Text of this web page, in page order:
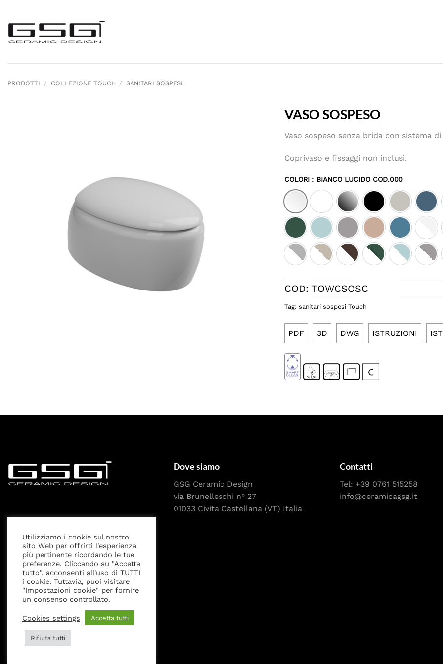
contenuti
PRODOTTI / COLLEZIONE TOUCH / SANITARI SOSPESI
VASO SOSPESO
Vaso sospeso senza brida con sistema
Coprivaso e fissaggi non inclusi.
COLORI : BIANCO LUCIDO COD.000
Bianco lucido cod.000
Bianco matt cod.001
Nero lucido cod.002
Nero matt cod.003
Pergamon
Smeraldo satinato cod.036
Ice satinato cod.037
Fumo satinato cod.038
Rosa lucido cod.039
Denim
Bicolore perla satinato
Bicolore sabbia satinato
Bicolore cacao satinato
Bicolore smeraldo
Bicolore ice
COD: TOWCSOSC
Tag: sanitari sospesi Touch
PDF 3D DWG ISTRUZIONI
Dove siamo
GSG Ceramic Design
via Brunelleschi n° 27
01033 Civita Castellana (VT) Italia
Contatti
Tel: +39 0761 515258
info@ceramicagsg.it
Privacy Policy Cookies settings Note Legali
Utilizziamo i cookie sul nostro
sito Web per offrirti l'esperienza
più pertinente ricordando le tue
preferenze. Cliccando su "Accetta
tutto", acconsenti all'uso di TUTTI
i cookie. Tuttavia, puoi visitare
"Impostazioni cookie" per fornire
un consenso controllato.
Cookies settings Accetta tutti
Rifiuta tutti